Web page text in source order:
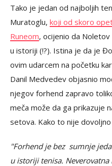
Tako je jedan od najboljih
Muratoglu, koji od skoro
Runeom, ocijenio da
u istoriji (!?). Istina je da je
ovim udarcem na početku
Danil Medvedev objasnio
njegov forhend zapravo
meča može da ga prikazuje
setova. Kako to nije
"Forhend je bez sumnje
u istoriji tenisa.